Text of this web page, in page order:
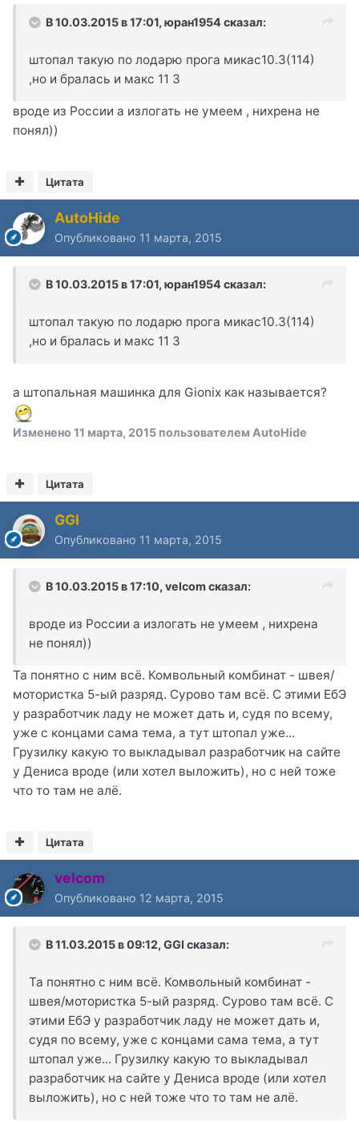
В 10.03.2015 в 17:01, юран1954 сказал:
штопал такую по лодарю прога микас10.3(114)
,но и бралась и макс 11 3
вроде из России а излогать не умеем , нихрена не
понял))
Цитата
AutoHide
Опубликовано 11 марта, 2015
В 10.03.2015 в 17:01, юран1954 сказал:
штопал такую по лодарю прога микас10.3(114)
,но и бралась и макс 11 3
а штопальная машинка для Gionix как называется?
Изменено 11 марта, 2015 пользователем AutoHide
Цитата
GGI
Опубликовано 11 марта, 2015
В 10.03.2015 в 17:10, velcom сказал:
вроде из России а излогать не умеем , нихрена
не понял))
Та понятно с ним всё. Комвольный комбинат - швея/
мотористка 5-ый разряд. Сурово там всё. С этими ЕбЭ
у разработчик ладу не может дать и, судя по всему,
уже с концами сама тема, а тут штопал уже...
Грузилку какую то выкладывал разработчик на сайте
у Дениса вроде (или хотел выложить), но с ней тоже
что то там не алё.
Цитата
velcom
Опубликовано 12 марта, 2015
В 11.03.2015 в 09:12, GGI сказал:
Та понятно с ним всё. Комвольный комбинат -
швея/мотористка 5-ый разряд. Сурово там всё. С
этими ЕбЭ у разработчик ладу не может дать и,
судя по всему, уже с концами сама тема, а тут
штопал уже... Грузилку какую то выкладывал
разработчик на сайте у Дениса вроде (или хотел
выложить), но с ней тоже что то там не алё.